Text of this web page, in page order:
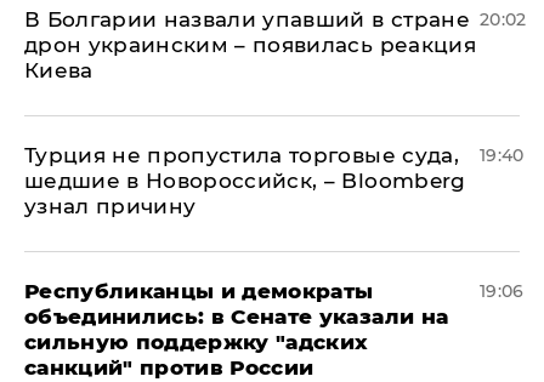
В Болгарии назвали упавший в стране
дрон украинским – появилась реакция
Киева
20:02
Турция не пропустила торговые суда,
шедшие в Новороссийск, – Bloomberg
узнал причину
19:40
Республиканцы и демократы
объединились: в Сенате указали на
сильную поддержку "адских
санкций" против России
19:06